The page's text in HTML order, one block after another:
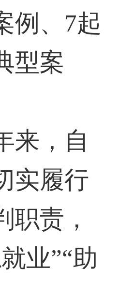
例、7起
型案
，自
实履行
职责，
业”“助